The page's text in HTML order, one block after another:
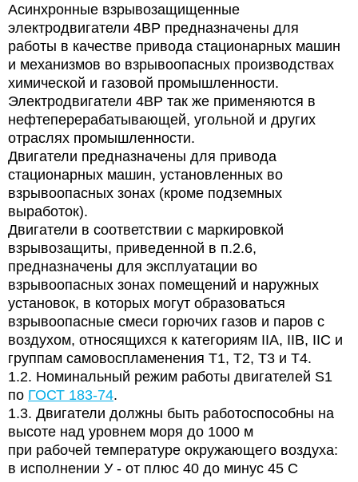
Асинхронные взрывозащищенные
электродвигатели 4ВР предназначены для
работы в качестве привода стационарных машин
и механизмов во взрывоопасных производствах
химической и газовой промышленности.
Электродвигатели 4ВР так же применяются в
нефтеперерабатывающей, угольной и других
отраслях промышленности.
Двигатели предназначены для привода
стационарных машин, установленных во
взрывоопасных зонах (кроме подземных
выработок).
Двигатели в соответствии с маркировкой
взрывозащиты, приведенной в п.2.6,
предназначены для эксплуатации во
взрывоопасных зонах помещений и наружных
установок, в которых могут образоваться
взрывоопасные смеси горючих газов и паров с
воздухом, относящихся к категориям IIА, IIВ, IIС и
группам самовоспламенения Т1, Т2, Т3 и Т4.
1.2. Номинальный режим работы двигателей S1
по ГОСТ 183-74.
1.3. Двигатели должны быть работоспособны на
высоте над уровнем моря до 1000 м
при рабочей температуре окружающего воздуха:
в исполнении У - от плюс 40 до минус 45 С